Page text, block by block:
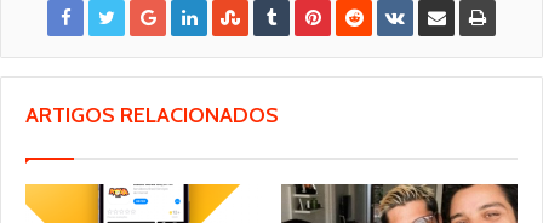
ARTIGOS RELACIONADOS